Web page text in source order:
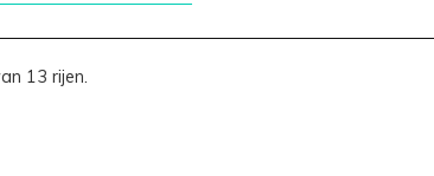
13 rijen.